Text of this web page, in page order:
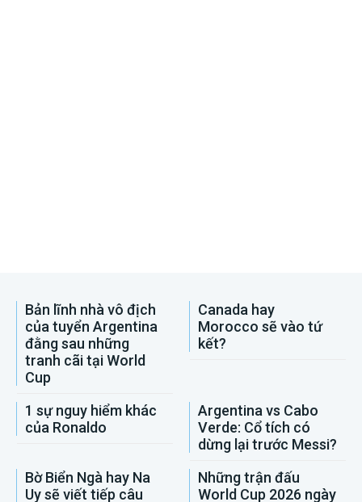
Bản lĩnh nhà vô địch
của tuyển Argentina
đằng sau những
tranh cãi tại World
Cup
Canada hay
Morocco sẽ vào tứ
kết?
1 sự nguy hiểm khác
của Ronaldo
Argentina vs Cabo
Verde: Cổ tích có
dừng lại trước Messi?
Bờ Biển Ngà hay Na
Uy sẽ viết tiếp câu
Những trận đấu
World Cup 2026 ngày